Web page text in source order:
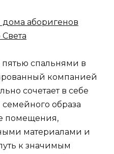
аборигенов
пятью спальнями в
компанией
сочетает в себе
образа
помещения,
материалами и
к значимым